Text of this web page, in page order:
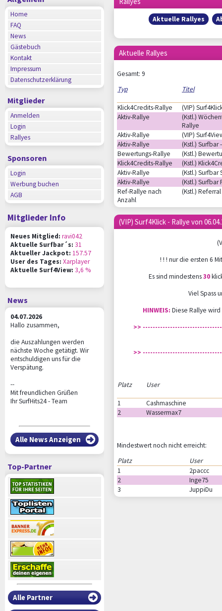
Home
FAQ
News
Gästebuch
Kontakt
Impressum
Datenschutzerklärung
Mitglieder
Anmelden
Login
Rallyes
Sponsoren
Login
Werbung buchen
AGB
Mitglieder Info
Neues Mitglied: ravi042
Aktuelle Surfbar´s: 31
Aktueller Jackpot: 157.57
User des Tages: Xarplayer
Aktuelle Surf4View: 3,6 %
News
04.07.2026
Hallo zusammen,
die Auszahlungen werden
nächste Woche getätigt. Wir
entschuldigen uns für die
Verspätung.
--
Mit freundlichen Grüßen
Ihr SurfHits24 - Team
Alle News Anzeigen
Top-Partner
Alle Partner
Aktuelle Rallyes
Aktuelle Rallyes
Gesamt: 9
Typ
Titel
Klick4Credits-Rallye
(VIP)
Aktiv-Rallye
(Kstl.)
Rallye
Aktiv-Rallye
(VIP)
Aktiv-Rallye
(Kstl.) Surfbar
Bewertungs-Rallye
(Kstl.)
Klick4Credits-Rallye
(Kstl.)
Aktiv-Rallye
(Kstl.) Surfbar
Aktiv-Rallye
(Kstl.) Surfbar
Ref-Rallye nach
Anzahl
(Kstl.)
(VIP) Surf4Klick - Rallye von
! ! ! nur die ersten 6
Es sind mindestens30
Viel Spass
HINWEIS: Diese Rallye
>>
>>
Platz User
1
Cashmaschine
2
Wassermax7
Mindestwert noch nicht erreicht:
Platz
User
1
2paccc
2
Inge75
3
JuppiDu